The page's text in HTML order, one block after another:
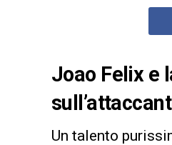
Joao Felix e
Un talento